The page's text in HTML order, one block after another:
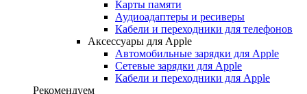
Карты памяти
Аудиоадаптеры и ресиверы
Кабели и переходники для телефонов
Аксессуары для Apple
Автомобильные зарядки для Apple
Сетевые зарядки для Apple
Кабели и переходники для Apple
Рекомендуем